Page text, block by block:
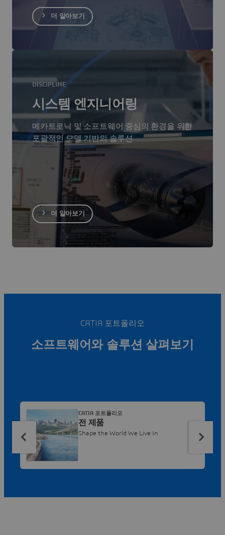
더 알아보기
DISCIPLINE
시스템 엔지니어링
메카트로닉 및 소프트웨어 중심의 환경을 위한
포괄적인 모델 기반의 솔루션
더 알아보기
CATIA 포트폴리오
소프트웨어와 솔루션 살펴보기
전 제품
Shape the World We Live In
CATIA 포트폴리오